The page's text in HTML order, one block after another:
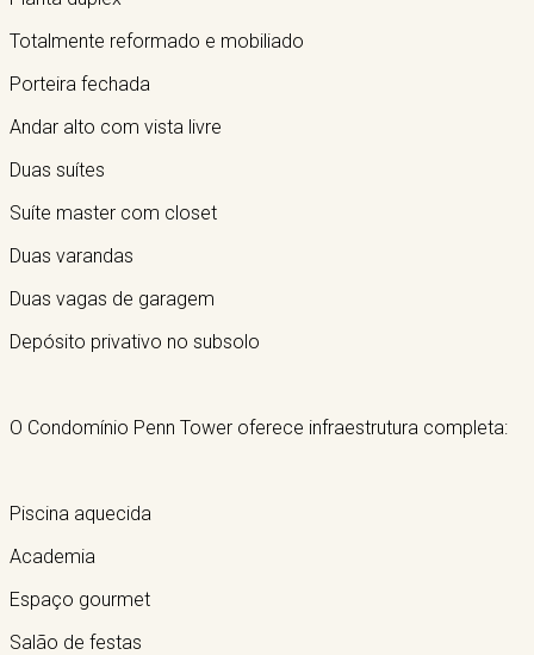
Totalmente reformado e mobiliado
Porteira fechada
Andar alto com vista livre
Duas suítes
Suíte master com closet
Duas varandas
Duas vagas de garagem
Depósito privativo no subsolo
O Condomínio Penn Tower oferece infraestrutura completa:
Piscina aquecida
Academia
Espaço gourmet
Salão de festas